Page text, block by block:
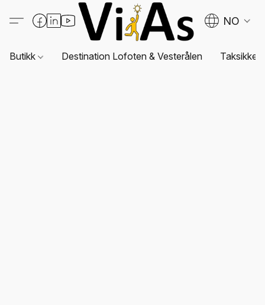
NO
Butikk Destination Lofoten & Vesterålen